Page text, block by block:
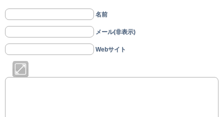
名前
メール(非表示)
Webサイト